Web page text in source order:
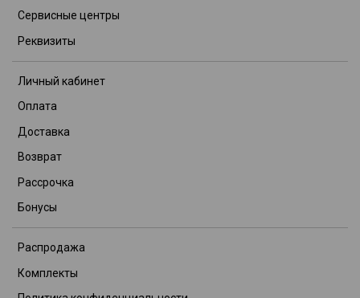
Сервисные центры
Реквизиты
Личный кабинет
Оплата
Доставка
Возврат
Рассрочка
Бонусы
Распродажа
Комплекты